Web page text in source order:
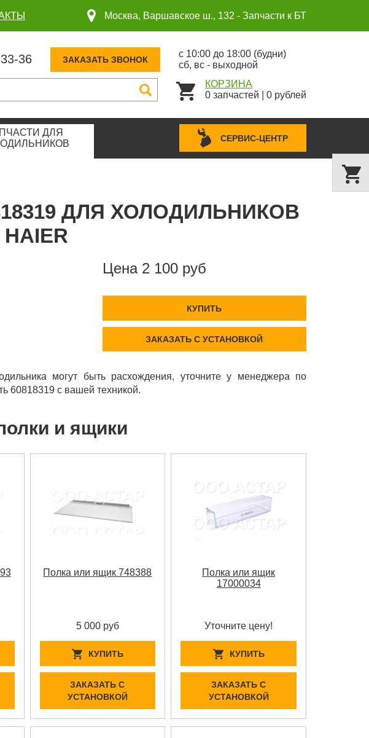
Москва, Варшавское ш., 132 - Запчасти к БТ
36 ЗАКАЗАТЬ ЗВОНОК
с 10:00 до 18:00 (будни)
сб, вс - выходной
КОРЗИНА
0 запчастей 0 рублей
ДЛЯ
СЕРВИС-ЦЕНТР
ДЛЯ ХОЛОДИЛЬНИКОВ
HAIER
Цена 2 100 руб
КУПИТЬ
ЗАКАЗАТЬ С УСТАНОВКОЙ
могут быть расхождения, уточните у менеджера по
60818319 с вашей техникой.
и ящики
Полка или ящик 748388
5 000 руб
КУПИТЬ
ЗАКАЗАТЬ С
УСТАНОВКОЙ
Полка или ящик
17000034
Уточните цену!
КУПИТЬ
ЗАКАЗАТЬ С
УСТАНОВКОЙ